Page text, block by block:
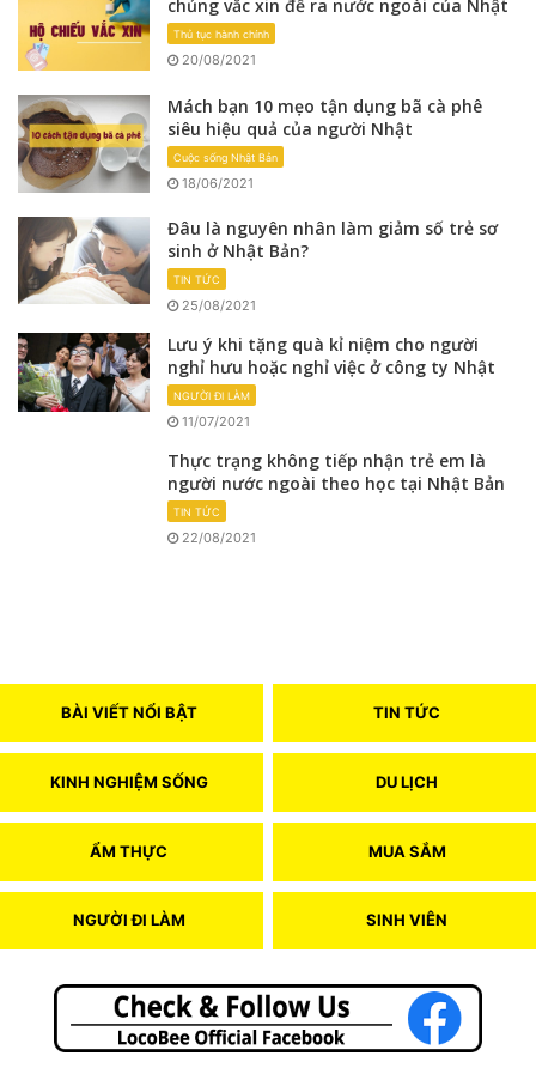
chủng vắc xin để ra nước ngoài của Nhật
Thủ tục hành chính
20/08/2021
Mách bạn 10 mẹo tận dụng bã cà phê
siêu hiệu quả của người Nhật
Cuộc sống Nhật Bản
18/06/2021
Đâu là nguyên nhân làm giảm số trẻ sơ
sinh ở Nhật Bản?
TIN TỨC
25/08/2021
Lưu ý khi tặng quà kỉ niệm cho người
nghỉ hưu hoặc nghỉ việc ở công ty Nhật
NGƯỜI ĐI LÀM
11/07/2021
Thực trạng không tiếp nhận trẻ em là
người nước ngoài theo học tại Nhật Bản
TIN TỨC
22/08/2021
BÀI VIẾT NỔI BẬT TIN TỨC
KINH NGHIỆM SỐNG DU LỊCH
ẨM THỰC MUA SẮM
NGƯỜI ĐI LÀM SINH VIÊN